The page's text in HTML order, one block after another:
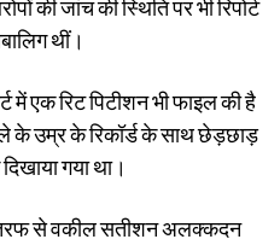
की जांच की स्थिति पर भी रिपोर्ट
थीं।
एक रिट पिटीशन भी फाइल की है
के उम्र के रिकॉर्ड के साथ छेड़छाड़
गया था।
तरफ से वकील सतीशन अलक्कदन